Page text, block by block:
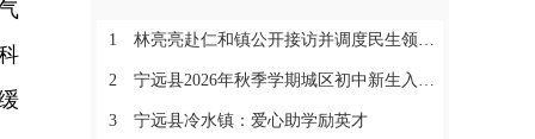
1 林亮亮赴仁和镇公开接访并调度民生领域信访工作
2 宁远县2026年秋季学期城区初中新生入学微机派位工作顺利收官
3 宁远县冷水镇：爱心助学励英才